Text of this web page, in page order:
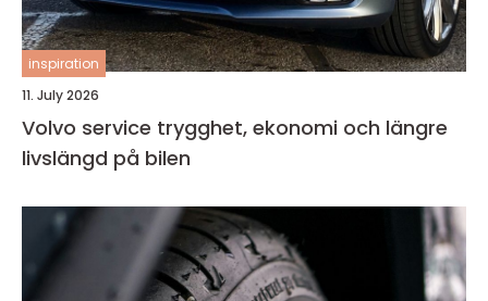
inspiration
11. July 2026
Volvo service trygghet, ekonomi och längre
livslängd på bilen